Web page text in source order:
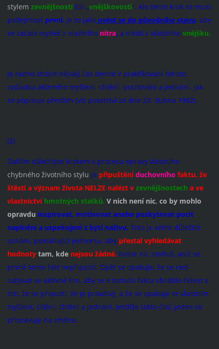
stylem zevnějšností čili „vnějškovostí“. Ale tento krok se musí
podejmout první. Je to jakouvést se do původního stavu, aby
se začalo myslet z vlastního nitra, a nikoli z vlastního vnějšku.
Je radno strávit nějaký čas denně v praktikování tohoto
způsobu aktivního myšlení, chtění, pociťování a jednání, jak
se popisuje předtím (viz poselství ze dne 23. dubna 1982).
(2)
Dalším důležitým krokem v procesu opravy vlastního
chybného životního stylu je připuštěníduchovního faktu, že
štěstí a význam života NELZE nalézt v zevnějšnostech a ve
vlastnictví hmotných statků. V nich není nic, co by mohlo
opravdu inspirovat, motivovat anebo poskytovat pocit
naplnění a uspokojení z bytí naživu. Toto je velmi důležité
uznání, pomáhající jednomu, aby přestal vyhledávat
hodnotytam, kde nejsou žádné. Nelze nic změnit, aniž se
prvně tento fakt nepřipustí. Opět se opakuje, že se radí
zabývat se aktivně tím, aby se k tomuto faktu obrátilo čelem s
tím, že se připustí, že je pravdivý, a že se opakuje ve vlastním
myšlení, cítění, chtění a jednání. Jestliže takto činí, jeden se
připravuje na změnu.